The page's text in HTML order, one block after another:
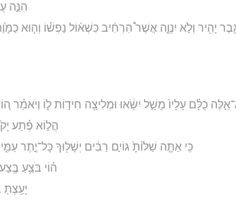
הִנֵּ֣ה
גֶּ֥בֶר יָהִ֖יר וְלֹ֣א יִנְוֶ֑ה אֲשֶׁר֩ הִרְחִ֨יב כִּשְׁא֜וֹל נַפְשׁ֗וֹ וְה֤וּא
כֻלָּ֗ם עָלָיו֙ מָשָׁ֣ל יִשָּׂ֔אוּ וּמְלִיצָ֖ה חִיד֣וֹת ל֑וֹ וְיֹאמַ֗ר
הֲל֣וֹא פֶ֗תַע
כִּֽי אַתָּ֤ה שַׁלּ֙וֹתָ֙ גּוֹיִ֣ם רַבִּ֔ים יְשָׁלּ֖וּךָ כָּל־יֶ֣תֶר
ה֗וֹי בֹּצֵ֛עַ
יָעַ֥צְתָּ